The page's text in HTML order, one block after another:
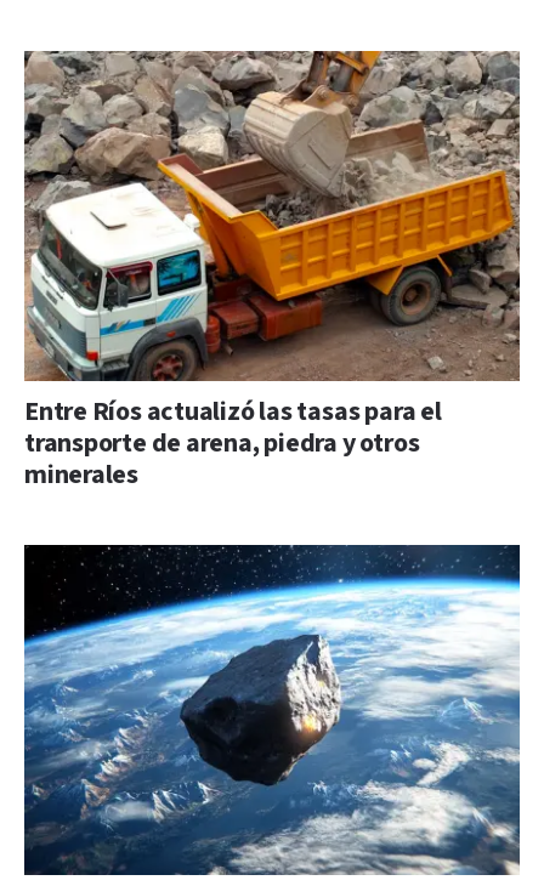
Entre Ríos actualizó las tasas para el
transporte de arena, piedra y otros
minerales